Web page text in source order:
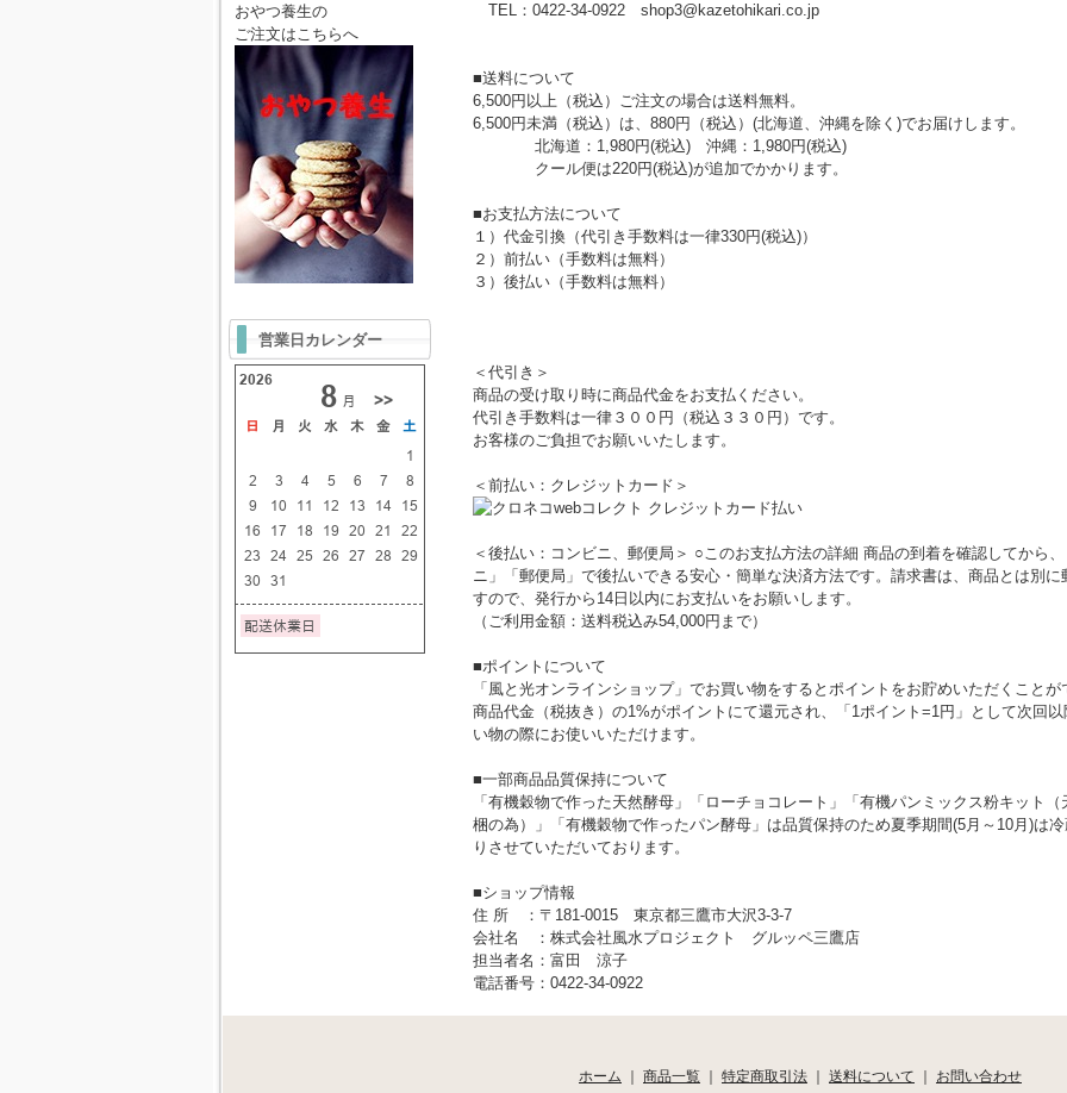
TEL：0422-34-0922 shop3@kazetohikari.co.jp
■送料について
6,500円以上（税込）ご注文の場合は送料無料。
6,500円未満（税込）は、880円（税込）(北海道、沖縄を除く)でお届けします。
北海道：1,980円(税込) 沖縄：1,980円(税込)
クール便は220円(税込)が追加でかかります。
■お支払方法について
１）代金引換（代引き手数料は一律330円(税込)）
２）前払い（手数料は無料）
３）後払い（手数料は無料）
＜代引き＞
商品の受け取り時に商品代金をお支払ください。
代引き手数料は一律３００円（税込３３０円）です。
お客様のご負担でお願いいたします。
＜前払い：クレジットカード＞
＜後払い：コンビニ、郵便局＞ ○このお支払方法の詳細 商品の到着を確認してから
ニ」「郵便局」で後払いできる安心・簡単な決済方法です。請求書は、商品とは別に
すので、発行から14日以内にお支払いをお願いします。
（ご利用金額：送料税込み54,000円まで）
■ポイントについて
「風と光オンラインショップ」でお買い物をするとポイントをお貯めいただくことが
商品代金（税抜き）の1%がポイントにて還元され、「1ポイント=1円」として次回以
い物の際にお使いいただけます。
■一部商品品質保持について
「有機穀物で作った天然酵母」「ローチョコレート」「有機パンミックス粉キット（
梱の為）」「有機穀物で作ったパン酵母」は品質保持のため夏季期間(5月～10月)は
りさせていただいております。
■ショップ情報
住 所 ：〒181-0015 東京都三鷹市大沢3-3-7
会社名 ：株式会社風水プロジェクト グルッペ三鷹店
担当者名：富田 涼子
電話番号：0422-34-0922
おやつ養生の
ご注文はこちらへ
営業日カレンダー
ホーム ｜ 商品一覧 ｜ 特定商取引法 ｜ 送料について ｜ お問い合わせ